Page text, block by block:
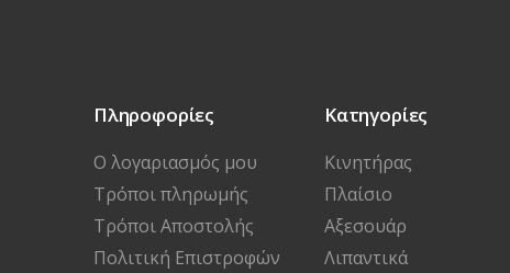
Πληροφορίες
Ο λογαριασμός μου
Τρόποι πληρωμής
Τρόποι Αποστολής
Πολιτική Επιστροφών
Κατηγορίες
Κινητήρας
Πλαίσιο
Αξεσουάρ
Λιπαντικά